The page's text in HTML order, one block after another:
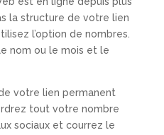
la structure de votre lien
l’option de nombres.
nom ou le mois et le
votre lien permanent
tout votre nombre
sociaux et courrez le